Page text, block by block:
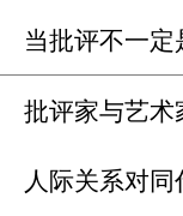
当批评不一定
批评家与艺术
人际关系对